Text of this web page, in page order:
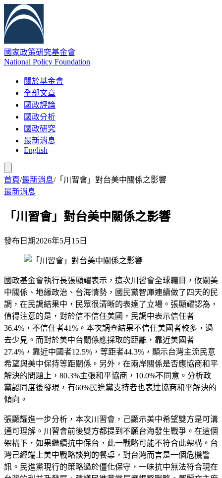
國家政策研究基金會
National Policy Foundation
關於基金會
全部文章
國政評論
國政分析
國政研究
最新消息
English
首頁/最新消息/「川習會」對台美中關係之影響
最新消息
「川習會」對台美中關係之影響
發布日期2026年5月15日
國政基金會執行長張顯耀表示，這次川習會全球矚目，攸關美
中關係、地緣政治、台海情勢，國民黨智庫連續做了四天的民
調，在民調結果中，民眾很清晰的表達了立場。張顯耀認為，
值得注意的是，對於信不信任美國，民調中表示信任者
36.4%，不信任者41%。本次調查結果不信任美國者較多，過
去少見。而對於美中台關係應採取的距離，靠近美國者
27.4%，靠近中國者12.5%，等距者44.3%，顯示台灣主流民意
希望與美中保持等距關係。另外，在兩岸關係是否應協商和平
解決的問題上，80.3%主張和平協商，10.0%不同意。分析政
黨認同度後發現，有60%民進黨支持者也表達協商和平解決的
傾向。
張顯耀進一步分析，本次川習會，己顯示美中希望雙方是可溝
通可理解。川習會前後雙方都提到不願台海發生戰爭。在這個
架構下，如果繼續抗中保台，此一戰略可能不符合此架構。台
灣己經端上美中戰略談判的餐桌，對台灣而言是一個危機警
訊。民進黨現行的策略過於僵化保守，一味抗中無法符合現在